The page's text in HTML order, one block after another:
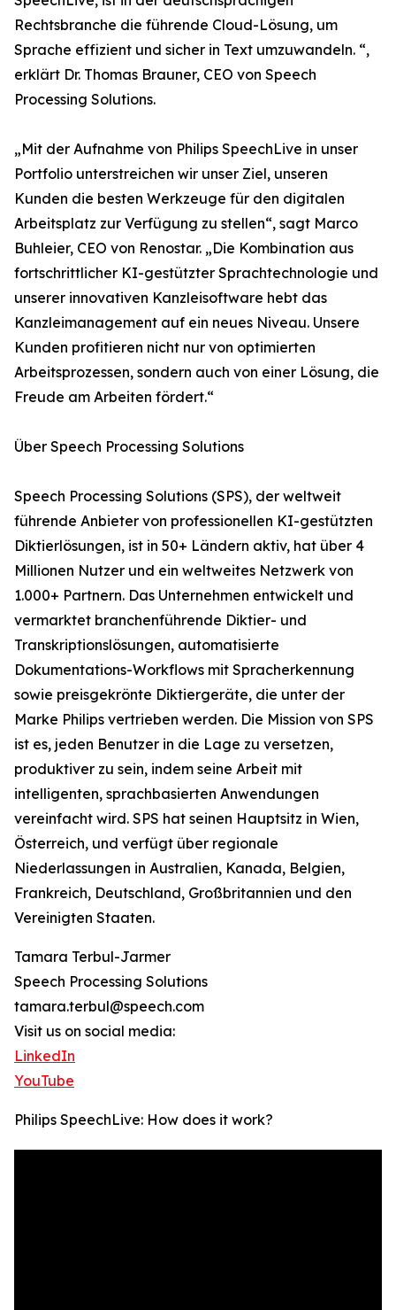
Rechtsbranche die führende Cloud-Lösung, um
Sprache effizient und sicher in Text umzuwandeln. “,
erklärt Dr. Thomas Brauner, CEO von Speech
Processing Solutions.
„Mit der Aufnahme von Philips SpeechLive in unser
Portfolio unterstreichen wir unser Ziel, unseren
Kunden die besten Werkzeuge für den digitalen
Arbeitsplatz zur Verfügung zu stellen“, sagt Marco
Buhleier, CEO von Renostar. „Die Kombination aus
fortschrittlicher KI-gestützter Sprachtechnologie und
unserer innovativen Kanzleisoftware hebt das
Kanzleimanagement auf ein neues Niveau. Unsere
Kunden profitieren nicht nur von optimierten
Arbeitsprozessen, sondern auch von einer Lösung, die
Freude am Arbeiten fördert.“
Über Speech Processing Solutions
Speech Processing Solutions (SPS), der weltweit
führende Anbieter von professionellen KI-gestützten
Diktierlösungen, ist in 50+ Ländern aktiv, hat über 4
Millionen Nutzer und ein weltweites Netzwerk von
1.000+ Partnern. Das Unternehmen entwickelt und
vermarktet branchenführende Diktier- und
Transkriptionslösungen, automatisierte
Dokumentations-Workflows mit Spracherkennung
sowie preisgekrönte Diktiergeräte, die unter der
Marke Philips vertrieben werden. Die Mission von SPS
ist es, jeden Benutzer in die Lage zu versetzen,
produktiver zu sein, indem seine Arbeit mit
intelligenten, sprachbasierten Anwendungen
vereinfacht wird. SPS hat seinen Hauptsitz in Wien,
Österreich, und verfügt über regionale
Niederlassungen in Australien, Kanada, Belgien,
Frankreich, Deutschland, Großbritannien und den
Vereinigten Staaten.
Tamara Terbul-Jarmer
Speech Processing Solutions
tamara.terbul@speech.com
Visit us on social media:
LinkedIn
YouTube
Philips SpeechLive: How does it work?